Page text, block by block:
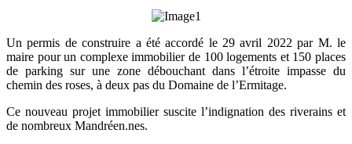
Un permis de construire a été accordé le 29 avril 2022 par M. le
maire pour un complexe immobilier de 100 logements et 150 places
de parking sur une zone débouchant dans l’étroite impasse du
chemin des roses, à deux pas du Domaine de l’Ermitage.
Ce nouveau projet immobilier suscite l’indignation des riverains et
de nombreux Mandréen.nes.